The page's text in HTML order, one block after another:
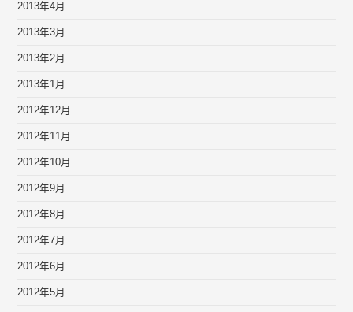
2013年4月
2013年3月
2013年2月
2013年1月
2012年12月
2012年11月
2012年10月
2012年9月
2012年8月
2012年7月
2012年6月
2012年5月